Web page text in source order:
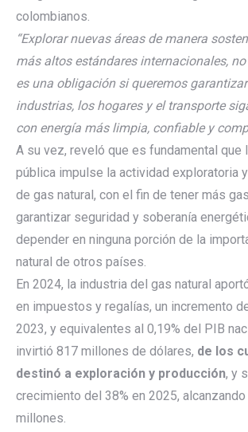
colombianos.
“Explorar nuevas áreas de manera
más altos estándares internacionales,
es una obligación si queremos
industrias, los hogares y el transporte
con energía más limpia, confiable y
A su vez, reveló que es fundamental que
pública impulse la actividad exploratoria
de gas natural, con el fin de tener más
garantizar seguridad y soberanía
depender en ninguna porción de la
natural de otros países.
En 2024, la industria del gas natural
en impuestos y regalías, un incremento
2023, y equivalentes al 0,19% del PIB
invirtió 817 millones de dólares, de los
destinó a exploración y producción, y
crecimiento del 38% en 2025, alcanzando
millones.